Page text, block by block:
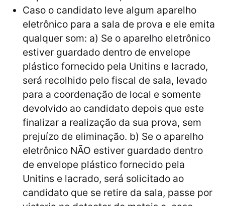
Caso o candidato leve algum aparelho
eletrônico para a sala de prova e ele emita
qualquer som: a) Se o aparelho eletrônico
estiver guardado dentro de envelope
plástico fornecido pela Unitins e lacrado,
será recolhido pelo fiscal de sala, levado
para a coordenação de local e somente
devolvido ao candidato depois que este
finalizar a realização da sua prova, sem
prejuízo de eliminação. b) Se o aparelho
eletrônico NÃO estiver guardado dentro
de envelope plástico fornecido pela
Unitins e lacrado, será solicitado ao
candidato que se retire da sala, passe por